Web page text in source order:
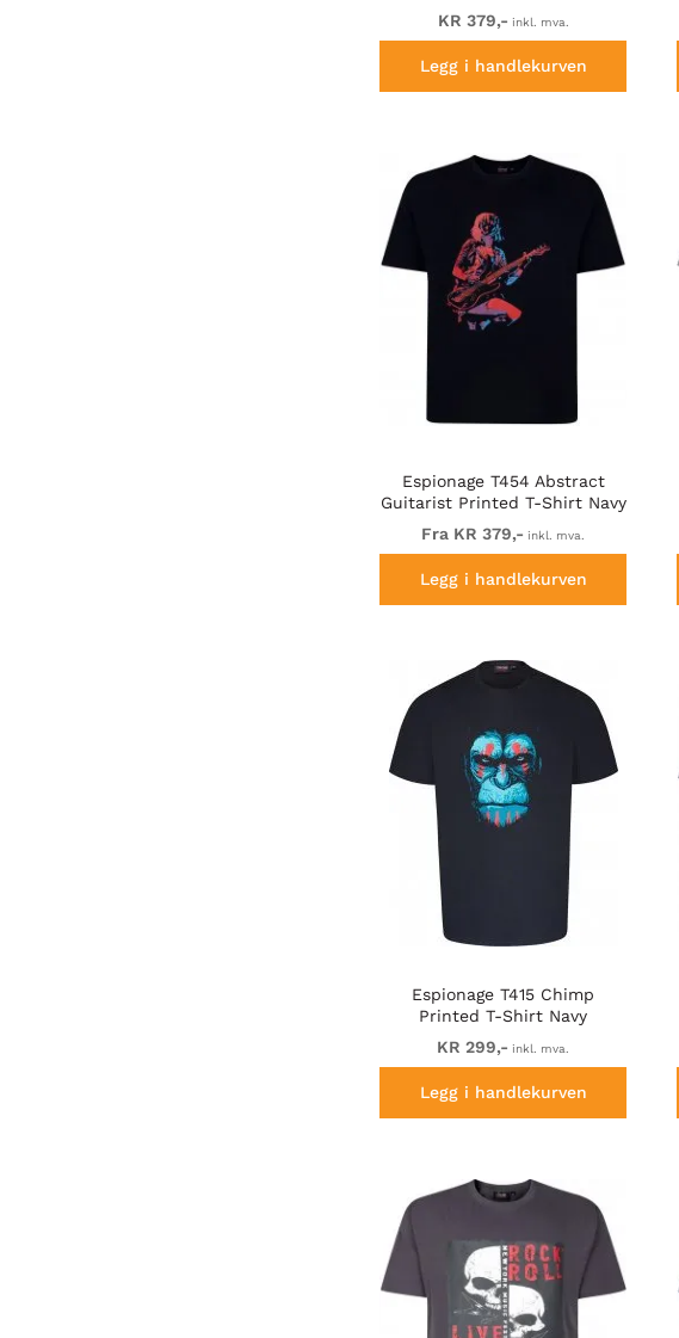
KR 379,- inkl. mva.
Legg i handlekurven
Espionage T454 Abstract
Guitarist Printed T-Shirt Navy
Fra KR 379,- inkl. mva.
Legg i handlekurven
Espionage T415 Chimp
Printed T-Shirt Navy
KR 299,- inkl. mva.
Legg i handlekurven